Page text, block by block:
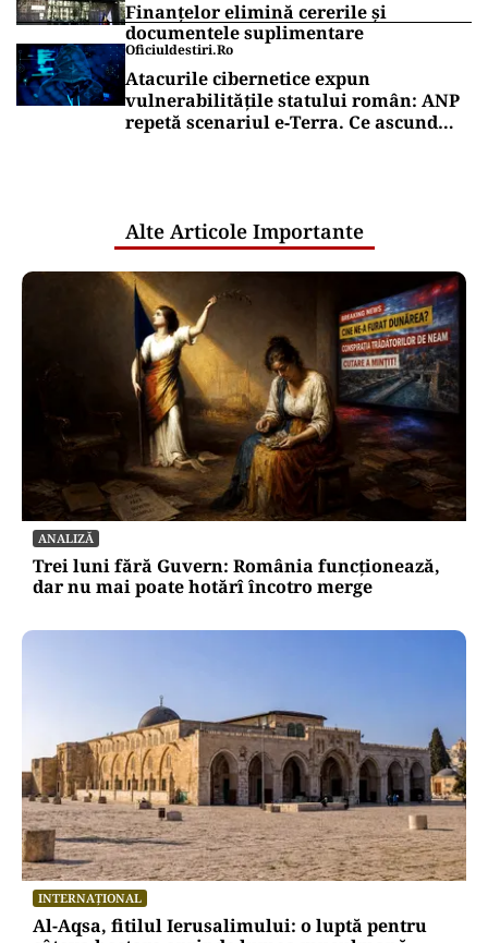
Finanțelor elimină cererile și
documentele suplimentare
Oficiuldestiri.ro
Atacurile cibernetice expun
vulnerabilitățile statului român: ANP
repetă scenariul e‑Terra. Ce ascund
Alte Articole Importante
ANALIZĂ
Trei luni fără Guvern: România funcționează,
dar nu mai poate hotărî încotro merge
INTERNAȚIONAL
Al-Aqsa, fitilul Ierusalimului: o luptă pentru